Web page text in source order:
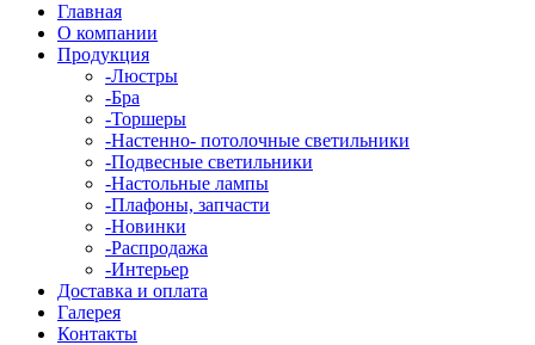
Главная
О компании
Продукция
-Люстры
-Бра
-Торшеры
-Настенно- потолочные светильники
-Подвесные светильники
-Настольные лампы
-Плафоны, запчасти
-Новинки
-Распродажа
-Интерьер
Доставка и оплата
Галерея
Контакты